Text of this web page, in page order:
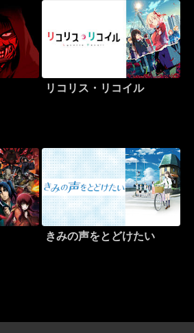
リコリス・リコイル
きみの声をとどけたい